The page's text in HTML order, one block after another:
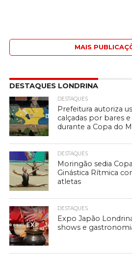
MAIS
DESTAQUES LONDRINA
DESTAQUES
Prefeitura autoriza
calçadas por bares
durante a Copa do
DESTAQUES
Moringão sedia
Ginástica Rítmica
atletas
DESTAQUES
Expo Japão
shows e